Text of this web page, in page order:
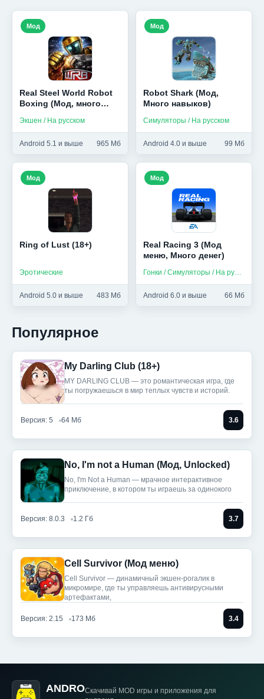
Real Steel World Robot
Boxing (Мод, много
Экшен / На русском
Android 5.1 и выше 965 Мб
Мод
Robot Shark (Мод,
Много навыков)
Симуляторы / На русском
Android 4.0 и выше 99 Мб
Мод
Ring of Lust (18+)
Эротические
Android 5.0 и выше 483 Мб
Мод
Real Racing 3 (Мод
меню, Много денег)
Гонки / Симуляторы / На русском
Android 6.0 и выше 66 Мб
Мод
Популярное
My Darling Club (18+)
MY DARLING CLUB — это романтическая игра, где
ты погружаешься в мир теплых чувств и историй.
Версия: 5 64 Мб 3.6
No, I'm not a Human (Мод, Unlocked)
No, I'm Not a Human — мрачное интерактивное
приключение, в котором ты играешь за одинокого
Версия: 8.0.3 1.2 Гб 3.7
Cell Survivor (Мод меню)
Cell Survivor — динамичный экшен-рогалик в
микромире, где ты управляешь антивирусными
артефактами,
Версия: 2.15 173 Мб 3.4
ANDROСкачивай MOD игры и приложения для